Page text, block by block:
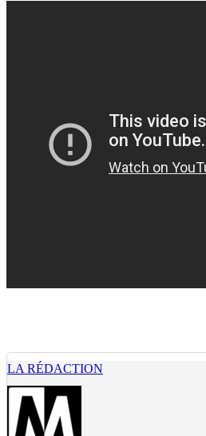
LA RÉDACTION